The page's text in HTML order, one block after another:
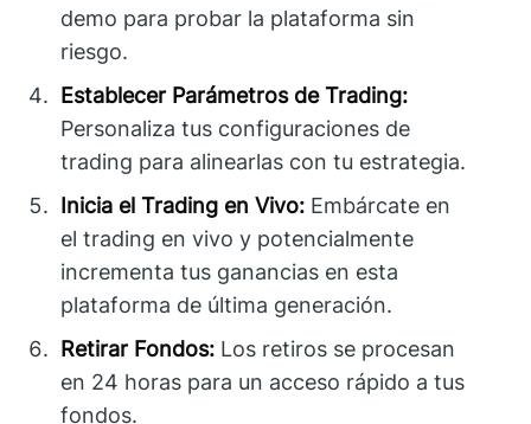
demo para probar la plataforma sin
riesgo.
Establecer Parámetros de Trading:
Personaliza tus configuraciones de
trading para alinearlas con tu estrategia.
Inicia el Trading en Vivo: Embárcate en
el trading en vivo y potencialmente
incrementa tus ganancias en esta
plataforma de última generación.
Retirar Fondos: Los retiros se procesan
en 24 horas para un acceso rápido a tus
fondos.